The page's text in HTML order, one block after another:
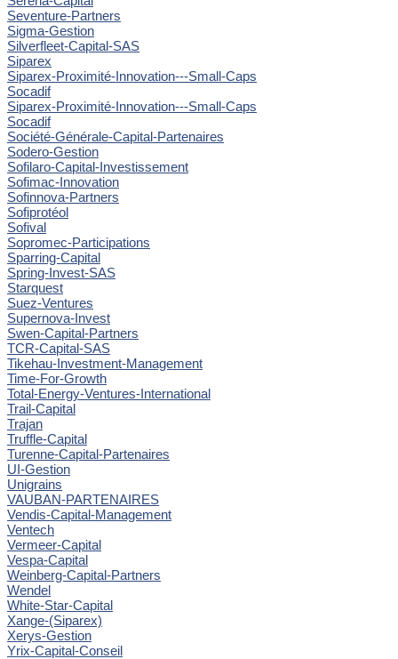
Seventure-Partners
Sigma-Gestion
Silverfleet-Capital-SAS
Siparex
Siparex-Proximité-Innovation---Small-Caps
Socadif
Siparex-Proximité-Innovation---Small-Caps
Socadif
Société-Générale-Capital-Partenaires
Sodero-Gestion
Sofilaro-Capital-Investissement
Sofimac-Innovation
Sofinnova-Partners
Sofiprotéol
Sofival
Sopromec-Participations
Sparring-Capital
Spring-Invest-SAS
Starquest
Suez-Ventures
Supernova-Invest
Swen-Capital-Partners
TCR-Capital-SAS
Tikehau-Investment-Management
Time-For-Growth
Total-Energy-Ventures-International
Trail-Capital
Trajan
Truffle-Capital
Turenne-Capital-Partenaires
UI-Gestion
Unigrains
VAUBAN-PARTENAIRES
Vendis-Capital-Management
Ventech
Vermeer-Capital
Vespa-Capital
Weinberg-Capital-Partners
Wendel
White-Star-Capital
Xange-(Siparex)
Xerys-Gestion
Yrix-Capital-Conseil